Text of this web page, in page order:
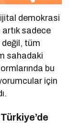
demokrasi
sadece
değil, tüm
sahadaki
bu
için